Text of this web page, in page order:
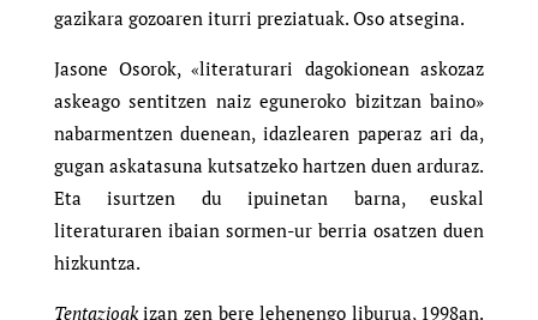
gazikara gozoaren iturri preziatuak. Oso atsegina.
Jasone Osorok, «literaturari dagokionean askozaz
askeago sentitzen naiz eguneroko bizitzan baino»
nabarmentzen duenean, idazlearen paperaz ari da,
gugan askatasuna kutsatzeko hartzen duen arduraz.
Eta isurtzen du ipuinetan barna, euskal
literaturaren ibaian sormen-ur berria osatzen duen
hizkuntza.
Tentazioakizan zen bere lehenengo liburua, 1998an.